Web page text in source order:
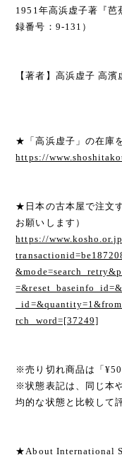
1951年高浜虚子著
録番号：9-131）
【著者】高浜虚子 高濱
★「高浜虚子」の在庫
https://
★日本の古本屋で注文
お願いします）
https://
rch_word=[37249]
※売り切れ商品は「
※状態表記は、同じ本
均的な状態と比較して
★About International